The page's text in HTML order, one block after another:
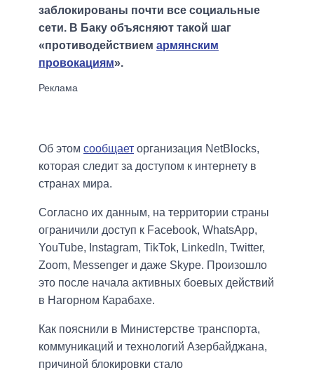
заблокированы почти все социальные
сети. В Баку объясняют такой шаг
«противодействием армянским
провокациям».
Об этом сообщает организация NetBlocks,
которая следит за доступом к интернету в
странах мира.
Согласно их данным, на территории страны
ограничили доступ к Facebook, WhatsApp,
YouTube, Instagram, TikTok, LinkedIn, Twitter,
Zoom, Messenger и даже Skype. Произошло
это после начала активных боевых действий
в Нагорном Карабахе.
Как пояснили в Министерстве транспорта,
коммуникаций и технологий Азербайджана,
причиной блокировки стало